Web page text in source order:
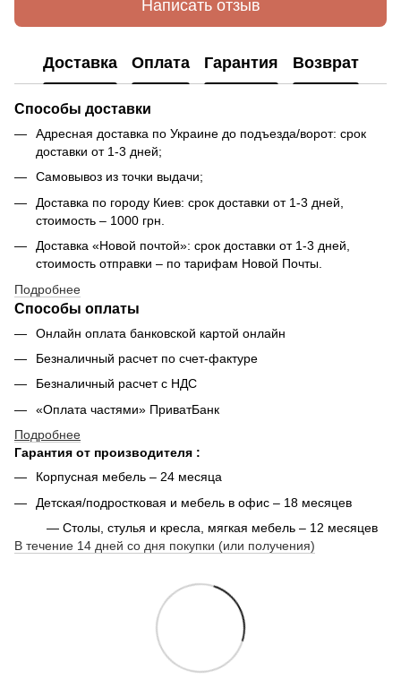
Написать отзыв
Доставка Оплата Гарантия Возврат
Способы доставки
Адресная доставка по Украине до подъезда/ворот: срок
доставки от 1-3 дней;
Самовывоз из точки выдачи;
Доставка по городу Киев: срок доставки от 1-3 дней,
стоимость – 1000 грн.
Доставка «Новой почтой»: срок доставки от 1-3 дней,
стоимость отправки – по тарифам Новой Почты.
Подробнее
Способы оплаты
Онлайн оплата банковской картой онлайн
Безналичный расчет по счет-фактуре
Безналичный расчет с НДС
«Оплата частями» ПриватБанк
Подробнее
Гарантия от производителя :
Корпусная мебель – 24 месяца
Детская/подростковая и мебель в офис – 18 месяцев
— Столы, стулья и кресла, мягкая мебель – 12 месяцев
В течение 14 дней со дня покупки (или получения)